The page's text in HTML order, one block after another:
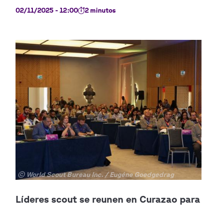
02/11/2025 - 12:00 2 minutos
Copyright
© World Scout Bureau Inc. / Eugéne Goedgedrag